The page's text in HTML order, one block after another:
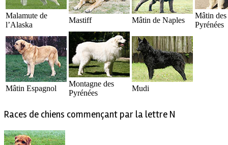
Malamute de
l’Alaska
Mastiff Mâtin de Naples
Mâtin des
Pyrénées
Mâtin Espagnol
Montagne des
Pyrénées
Mudi
Races de chiens commençant par la lettre N